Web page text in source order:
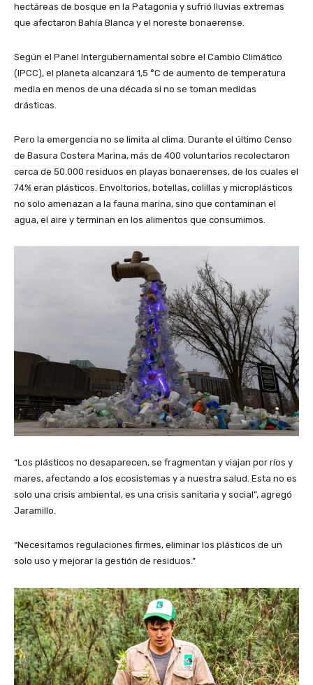
hectáreas de bosque en la Patagonia y sufrió lluvias extremas
que afectaron Bahía Blanca y el noreste bonaerense.
Según el Panel Intergubernamental sobre el Cambio Climático
(IPCC), el planeta alcanzará 1,5 °C de aumento de temperatura
media en menos de una década si no se toman medidas
drásticas.
Pero la emergencia no se limita al clima. Durante el último Censo
de Basura Costera Marina, más de 400 voluntarios recolectaron
cerca de 50.000 residuos en playas bonaerenses, de los cuales el
74% eran plásticos. Envoltorios, botellas, colillas y microplásticos
no solo amenazan a la fauna marina, sino que contaminan el
agua, el aire y terminan en los alimentos que consumimos.
“Los plásticos no desaparecen, se fragmentan y viajan por ríos y
mares, afectando a los ecosistemas y a nuestra salud. Esta no es
solo una crisis ambiental, es una crisis sanitaria y social”, agregó
Jaramillo.
“Necesitamos regulaciones firmes, eliminar los plásticos de un
solo uso y mejorar la gestión de residuos.”